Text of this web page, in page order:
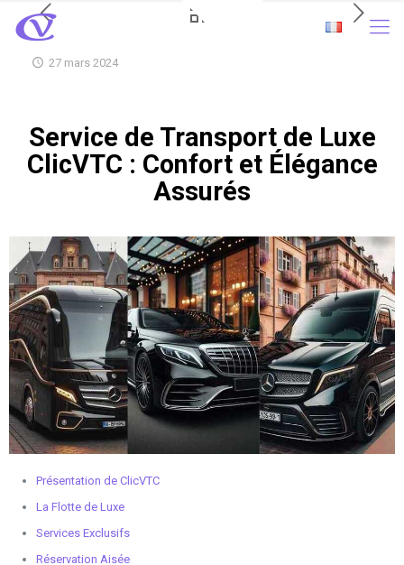
27 mars 2024
Service de Transport de Luxe
ClicVTC : Confort et Élégance
Assurés
Présentation de ClicVTC
La Flotte de Luxe
Services Exclusifs
Réservation Aisée